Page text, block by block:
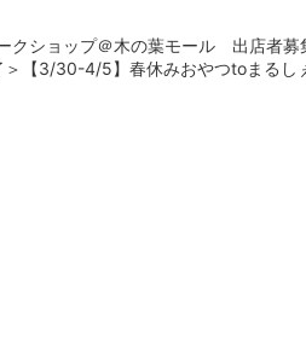
クショップ＠木の葉モール 出店者募
＞【3/30-4/5】春休みおやつtoまるし